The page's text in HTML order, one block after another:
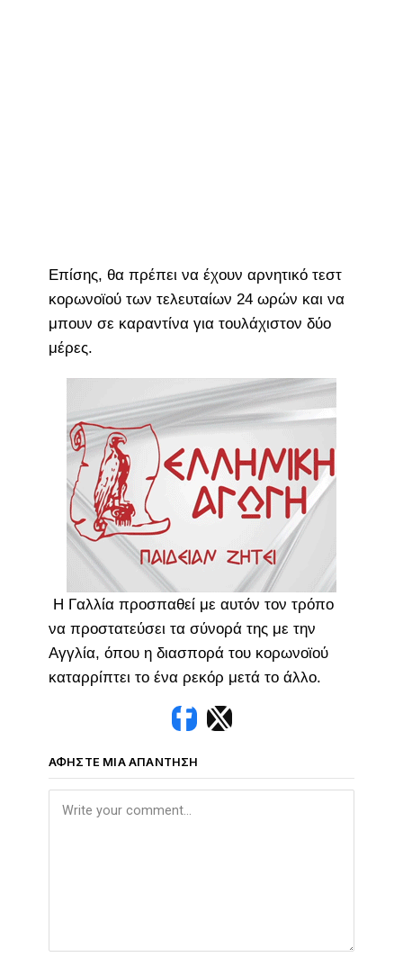
Επίσης, θα πρέπει να έχουν αρνητικό τεστ
κορωνοϊού των τελευταίων 24 ωρών και να
μπουν σε καραντίνα για τουλάχιστον δύο
μέρες.
Η Γαλλία προσπαθεί με αυτόν τον τρόπο
να προστατεύσει τα σύνορά της με την
Αγγλία, όπου η διασπορά του κορωνοϊού
καταρρίπτει το ένα ρεκόρ μετά το άλλο.
ΑΦΉΣΤΕ ΜΙΑ ΑΠΆΝΤΗΣΗ